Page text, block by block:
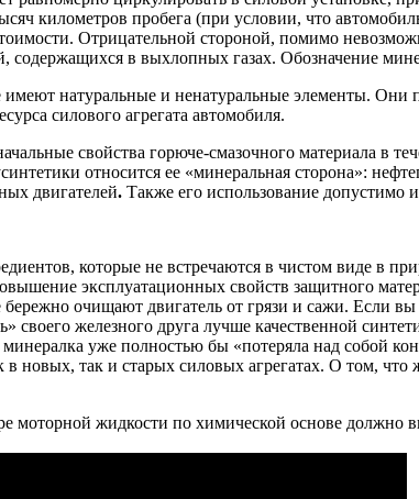
километров пробега (при условии, что
Отрицательной стороной, помимо
в выхлопных газах. Обозначение
имеют натуральные и ненатуральные элементы.
силового агрегата автомобиля.
свойства горюче-смазочного материала в
относится ее «минеральная сторона»:
двигателей. Также его использование допустимо
которые не встречаются в чистом виде в
эксплуатационных свойств защитного
очищают двигатель от грязи и сажи. Если
своего железного друга лучше качественной
уже полностью бы «потеряла над собой
новых, так и старых силовых агрегатах. О том, что
жидкости по химической основе должно